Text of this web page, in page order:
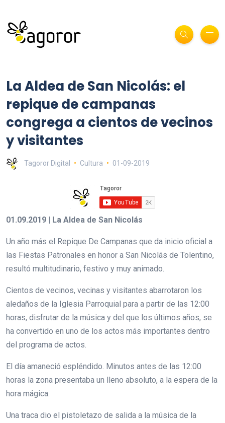
La Aldea de San Nicolás: el
repique de campanas
congrega a cientos de vecinos
y visitantes
Tagoror Digital Cultura 01-09-2019
01.09.2019 | La Aldea de San Nicolás
Un año más el Repique De Campanas que da inicio oficial a
las Fiestas Patronales en honor a San Nicolás de Tolentino,
resultó multitudinario, festivo y muy animado.
Cientos de vecinos, vecinas y visitantes abarrotaron los
aledaños de la Iglesia Parroquial para a partir de las 12:00
horas, disfrutar de la música y del que los últimos años, se
ha convertido en uno de los actos más importantes dentro
del programa de actos.
El día amaneció espléndido. Minutos antes de las 12:00
horas la zona presentaba un lleno absoluto, a la espera de la
hora mágica.
Una traca dio el pistoletazo de salida a la música de la